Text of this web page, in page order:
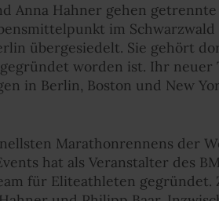
Anna Hahner gehen
im
übergesiedelt. Sie gehört
worden ist. Ihr
in Berlin, Boston und New
Marathonrennens der
hat als Veranstalter des
für Eliteathleten